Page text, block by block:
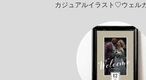
カジュアルイラスト♡ウェル